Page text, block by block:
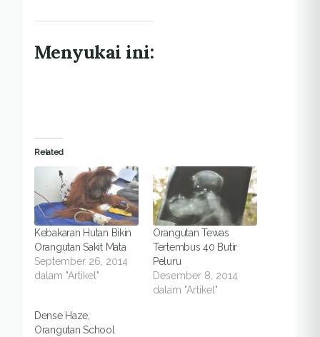
Menyukai ini:
Related
Kebakaran Hutan Bikin
Orangutan Sakit Mata
September 26, 2014
dalam "Artikel"
Orangutan Tewas
Tertembus 40 Butir
Peluru
Desember 8, 2014
dalam "Artikel"
Dense Haze,
Orangutan School